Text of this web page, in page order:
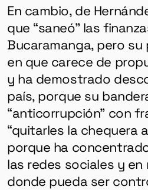
En cambio, de
que “saneó” las
Bucaramanga, pero
en que carece de
y ha demostrado
país, porque su
“anticorrupción” con
“quitarles la chequera
porque ha
las redes sociales y
donde pueda ser